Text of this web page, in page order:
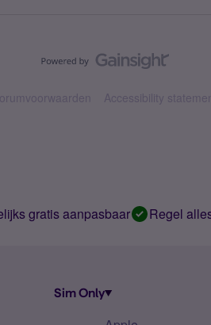
Accessibility
gratis aanpasbaar Regel
Sim Only